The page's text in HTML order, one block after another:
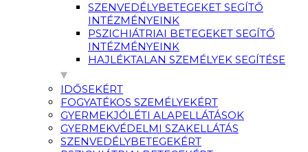
SZENVEDÉLYBETEGEKET SEGÍTŐ
INTÉZMÉNYEINK
PSZICHIÁTRIAI BETEGEKET SEGÍTŐ
INTÉZMÉNYEINK
HAJLÉKTALAN SZEMÉLYEK SEGÍTÉSE
IDŐSEKÉRT
FOGYATÉKOS SZEMÉLYEKÉRT
GYERMEKJÓLÉTI ALAPELLÁTÁSOK
GYERMEKVÉDELMI SZAKELLÁTÁS
SZENVEDÉLYBETEGEKÉRT